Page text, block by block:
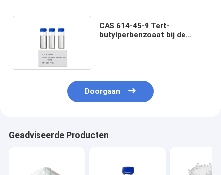
CAS 614-45-9 Tert-
butylperbenzoaat bij de
Doorgaan
Geadviseerde Producten